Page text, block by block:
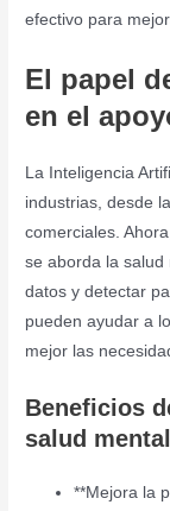
efectivo para
El papel
en el
La Inteligencia
industrias, desde
comerciales.
se aborda la salud
datos y detectar
pueden ayudar a
mejor las
Beneficios
salud mental
**Mejora la